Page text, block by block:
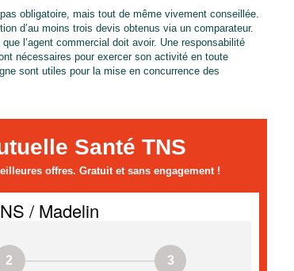
obligatoire, mais tout de même vivement conseillée.
d’au moins trois devis obtenus via un comparateur.
l’agent commercial doit avoir. Une responsabilité
nécessaires pour exercer son activité en toute
sont utiles pour la mise en concurrence des
Santé TNS
offres. Gratuit et sans engagement !